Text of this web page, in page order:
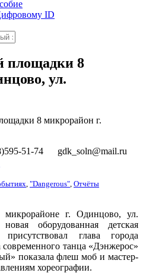
ID
площадки 8
ул.
8 микрорайон г.
51-74
gdk_soln@mail.ru
"Dangerous" Отчёты
г. Одинцово, ул.
оборудованная детская
глава города
танца «Дэнжерос»
показала флеш моб и мастер-
хореографии.